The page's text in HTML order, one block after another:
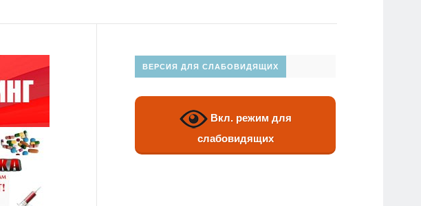
ВЕРСИЯ ДЛЯ СЛАБОВИДЯЩИХ
Вкл. режим для
слабовидящих